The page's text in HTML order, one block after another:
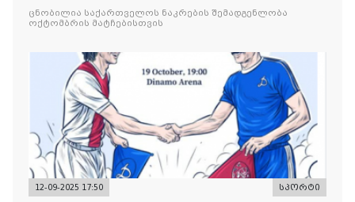
ცნობილია საქართველოს ნაკრების შემადგენლობა
ოქტომბრის მატჩებისთვის
12-09-2025 17:50 სპორტი